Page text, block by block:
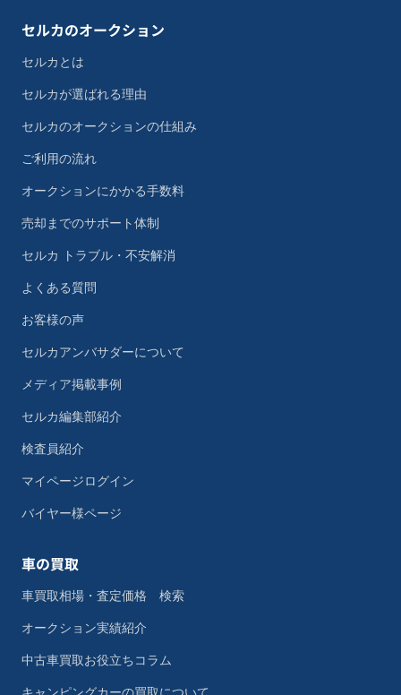
セルカのオークション
セルカとは
セルカが選ばれる理由
セルカのオークションの仕組み
ご利用の流れ
オークションにかかる手数料
売却までのサポート体制
セルカ トラブル・不安解消
よくある質問
お客様の声
セルカアンバサダーについて
メディア掲載事例
セルカ編集部紹介
検査員紹介
マイページログイン
バイヤー様ページ
車の買取
車買取相場・査定価格 検索
オークション実績紹介
中古車買取お役立ちコラム